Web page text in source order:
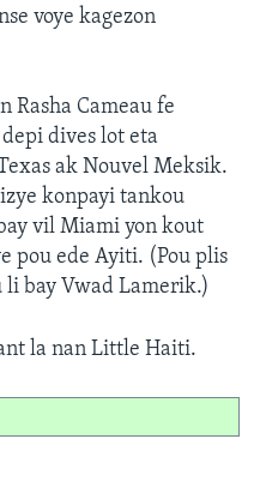
voye kagezon
Rasha Cameau fe
dives lot eta
ak Nouvel Meksik.
konpayi tankou
vil Miami yon kout
pou ede Ayiti. (Pou plis
li bay Vwad Lamerik.)
la nan Little Haiti.